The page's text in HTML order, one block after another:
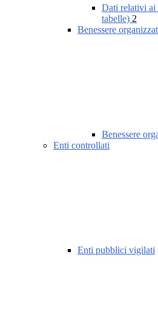
Dati relativi ai
tabelle) 2
Benessere
Benessere
Enti controllati
Enti pubblici vigilati